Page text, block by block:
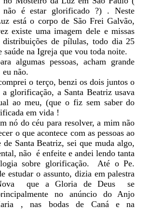
é estar glorificado ?) . Neste
está o corpo de São Frei Galvão,
existe uma imagem dele e missas
distribuições de pílulas, todo dia 25
saúde na Igreja que vou toda noite.
algumas pessoas, acham grande
não.
o terço, benzi os dois juntos o
glorificação, a Santa Beatriz usava
ao meu, (que o fiz sem saber do
em vida !
céu para resolver, a mim não
o que acontece com as pessoas ao
Santa Beatriz, sei que muda algo,
não é enfeite e andei lendo tanta
sobre glorificação. Até o Pe.
estudar o assunto, dizia em palestra
que a Gloria de Deus se
no anúncio do Anjo
, nas bodas de Caná e na